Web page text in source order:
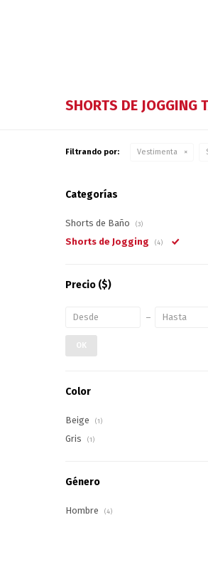
SHORTS DE JOGGING
Filtrando por: Vestimenta
Categorías
Shorts de Baño (3)
Shorts de Jogging (4)
Precio ($)
OK
Color
Beige (1)
Gris (1)
Género
Hombre (4)